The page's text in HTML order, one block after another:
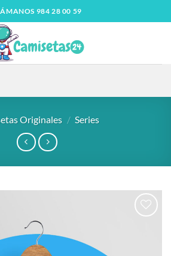
984 28 00 59
Originales / Series